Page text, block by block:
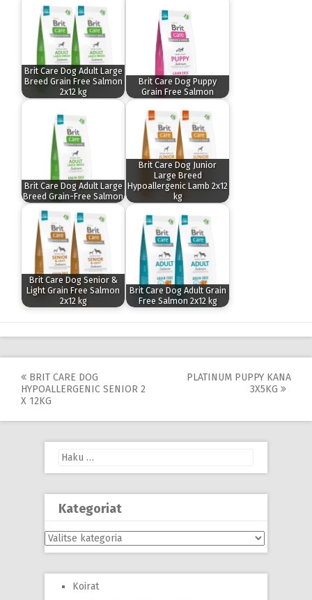
Brit Care Dog Adult Large
Breed Grain Free Salmon
2x12 kg
Brit Care Dog Puppy
Grain Free Salmon
Brit Care Dog Adult Large
Breed Grain-Free Salmon
Brit Care Dog Junior
Large Breed
Hypoallergenic Lamb 2x12
kg
Brit Care Dog Senior &
Light Grain Free Salmon
2x12 kg
Brit Care Dog Adult Grain
Free Salmon 2x12 kg
Post
navigation
BRIT CARE DOG
HYPOALLERGENIC SENIOR 2
X 12KG
PLATINUM PUPPY KANA
3X5KG
Haku:
Kategoriat
Kategoriat
Koirat